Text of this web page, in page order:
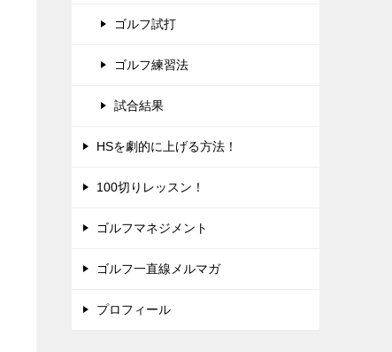
ゴルフ試打
ゴルフ練習法
試合結果
HSを劇的に上げる方法！
100切りレッスン！
ゴルフマネジメント
ゴルフ一直線メルマガ
プロフィール